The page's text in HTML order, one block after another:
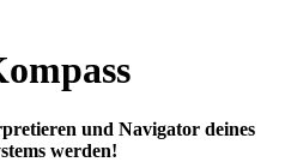
und Navigator deines
werden!